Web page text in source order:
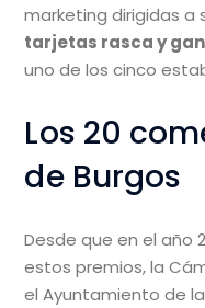
marketing dirigidas a
tarjetas rasca y
uno de los cinco
Los 20
de Burgos
Desde que en el año
estos premios, la
el Ayuntamiento de